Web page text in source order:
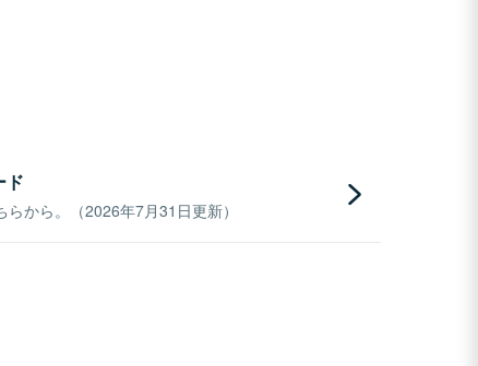
ド
から。（2026年7月31日更新）